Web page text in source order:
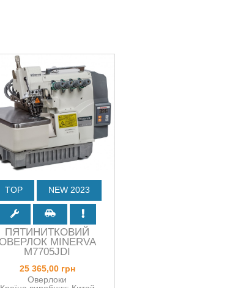
TOP NEW 2023
ПЯТИНИТКОВИЙ
ОВЕРЛОК MINERVA
M7705JDI
25 365,00 грн
Оверлоки